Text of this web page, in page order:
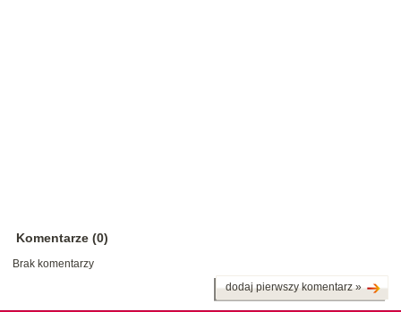
Komentarze (0)
Brak komentarzy
dodaj pierwszy komentarz »